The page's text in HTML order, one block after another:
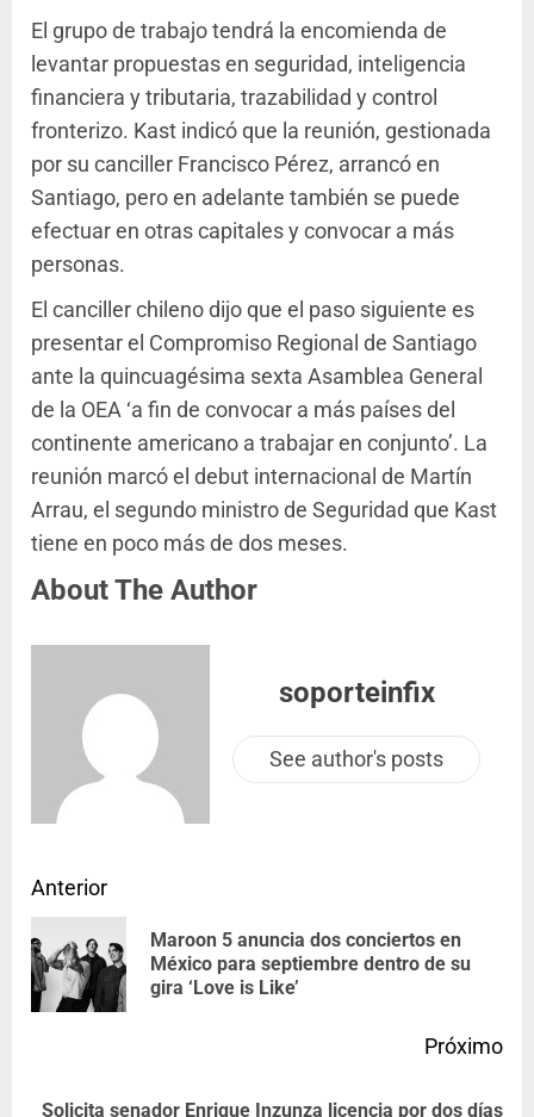
El grupo de trabajo tendrá la encomienda de
levantar propuestas en seguridad, inteligencia
financiera y tributaria, trazabilidad y control
fronterizo. Kast indicó que la reunión, gestionada
por su canciller Francisco Pérez, arrancó en
Santiago, pero en adelante también se puede
efectuar en otras capitales y convocar a más
personas.
El canciller chileno dijo que el paso siguiente es
presentar el Compromiso Regional de Santiago
ante la quincuagésima sexta Asamblea General
de la OEA ‘a fin de convocar a más países del
continente americano a trabajar en conjunto’. La
reunión marcó el debut internacional de Martín
Arrau, el segundo ministro de Seguridad que Kast
tiene en poco más de dos meses.
About The Author
soporteinfix
See author's posts
Anterior
Maroon 5 anuncia dos conciertos en
México para septiembre dentro de su
gira ‘Love is Like’
Próximo
Solicita senador Enrique Inzunza licencia por dos días